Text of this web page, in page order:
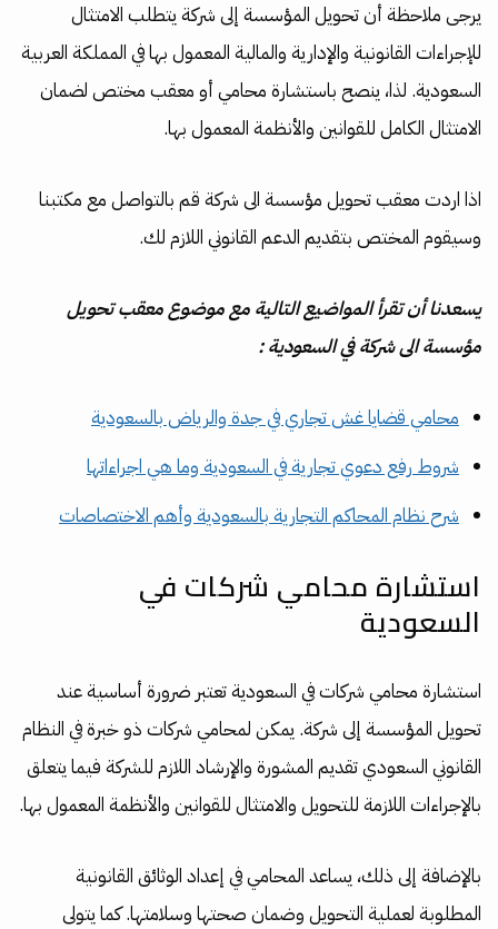
يرجى ملاحظة أن تحويل المؤسسة إلى شركة يتطلب الامتثال
للإجراءات القانونية والإدارية والمالية المعمول بها في المملكة العربية
السعودية. لذا، ينصح باستشارة محامي أو معقب مختص لضمان
الامتثال الكامل للقوانين والأنظمة المعمول بها.
اذا اردت معقب تحويل مؤسسة الى شركة قم بالتواصل مع مكتبنا
وسيقوم المختص بتقديم الدعم القانوني اللازم لك.
يسعدنا أن تقرأ المواضيع التالية مع موضوع معقب تحويل
مؤسسة الى شركة في السعودية :
محامي قضايا غش تجاري في جدة والرياض بالسعودية
شروط رفع دعوي تجارية في السعودية وما هي اجراءاتها
شرح نظام المحاكم التجارية بالسعودية وأهم الاختصاصات
استشارة محامي شركات في
السعودية
استشارة محامي شركات في السعودية تعتبر ضرورة أساسية عند
تحويل المؤسسة إلى شركة. يمكن لمحامي شركات ذو خبرة في النظام
القانوني السعودي تقديم المشورة والإرشاد اللازم للشركة فيما يتعلق
بالإجراءات اللازمة للتحويل والامتثال للقوانين والأنظمة المعمول بها.
بالإضافة إلى ذلك، يساعد المحامي في إعداد الوثائق القانونية
المطلوبة لعملية التحويل وضمان صحتها وسلامتها. كما يتولى